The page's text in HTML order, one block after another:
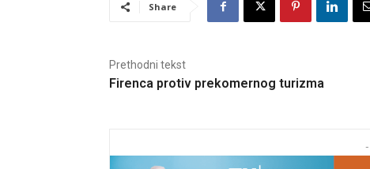
Share
Prethodni tekst
Firenca protiv prekomernog turizma
-